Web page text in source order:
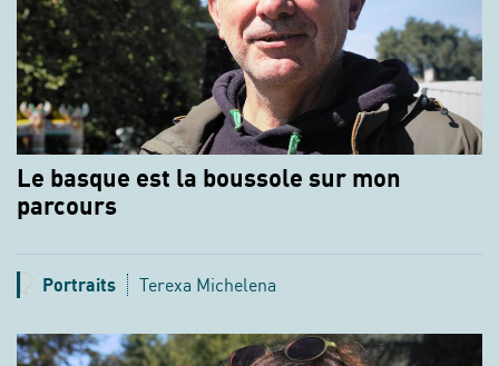
Le basque est la boussole sur mon
parcours
Portraits Terexa Michelena